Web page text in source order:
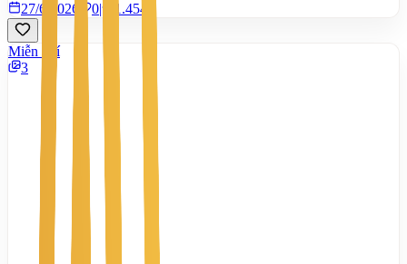
27/6/2026
0| 1.454
Miễn phí
3